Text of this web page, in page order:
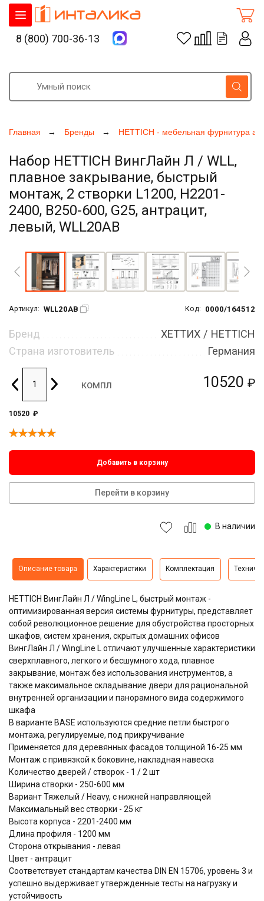
Главная Бренды HETTICH - мебельная фурнитура
Набор HETTICH ВингЛайн Л / WLL,
плавное закрывание, быстрый
монтаж, 2 створки L1200, H2201-
2400, B250-600, G25, антрацит,
левый, WLL20AB
Артикул: WLL20AB Код: 0000/164512
10520 ₽
Бренд
ХЕТТИХ / HETTICH
Страна изготовитель
Германия
компл
10520 ₽
Добавить в корзину
Перейти в корзину
В наличии
Описание товара Характеристики Комплектация
HETTICH ВингЛайн Л / WingLine L, быстрый монтаж -
оптимизированная версия системы фурнитуры, представляет
собой революционное решение для обустройства просторных
шкафов, систем хранения, скрытых домашних офисов
ВингЛайн Л / WingLine L отличают улучшенные характеристики
сверхплавного, легкого и бесшумного хода, плавное
закрывание, монтаж без использования инструментов, а
также максимальное складывание двери для рациональной
внутренней организации и панорамного вида содержимого
шкафа
В варианте BASE используются средние петли быстрого
монтажа, регулируемые, под прикручивание
Применяется для деревянных фасадов толщиной 16-25 мм
Монтаж с привязкой к боковине, накладная навеска
Количество дверей / створок - 1 / 2 шт
Ширина створки - 250-600 мм
Вариант Тяжелый / Heavy, c нижней направляющей
Максимальный вес створки - 25 кг
Высота корпуса - 2201-2400 мм
Длина профиля - 1200 мм
Сторона открывания - левая
Цвет - антрацит
Соответствует стандартам качества DIN EN 15706, уровень 3 и
успешно выдерживает утвержденные тесты на нагрузку и
устойчивость
8 (800) 700-36-13